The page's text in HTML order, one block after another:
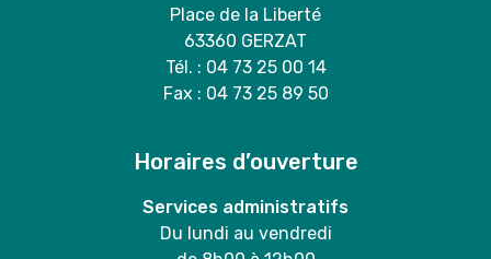
Place de la Liberté
63360 GERZAT
Tél. : 04 73 25 00 14
Fax : 04 73 25 89 50
Horaires d’ouverture
Services administratifs
Du lundi au vendredi